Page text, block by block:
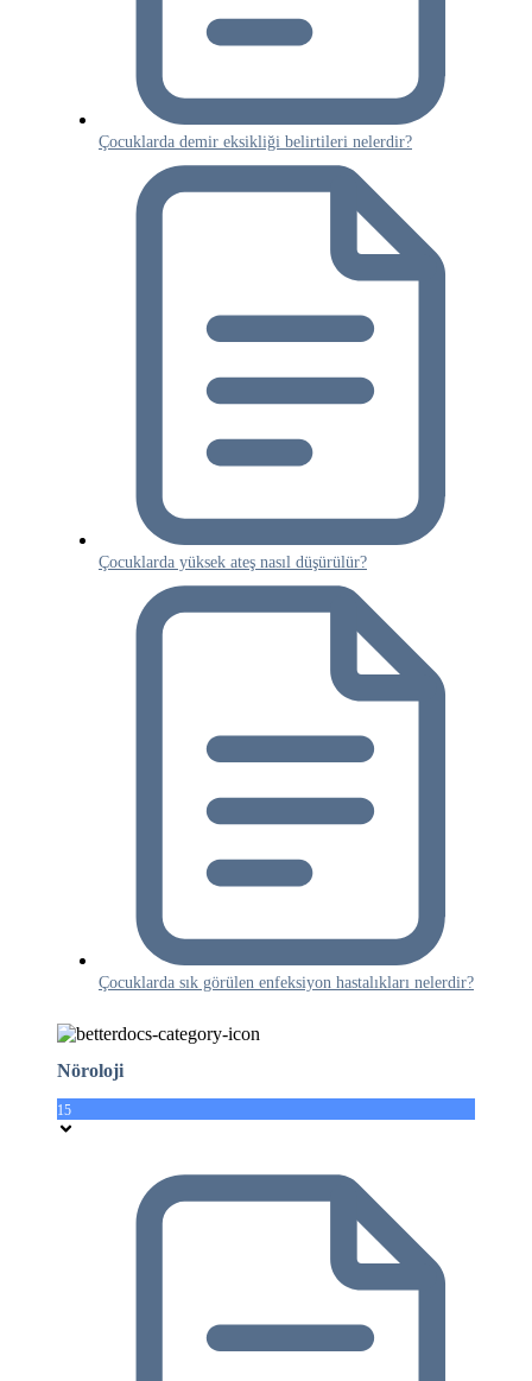
Çocuklarda demir eksikliği belirtileri nelerdir?
Çocuklarda yüksek ateş nasıl düşürülür?
Çocuklarda sık görülen enfeksiyon hastalıkları nelerdir?
Nöroloji
15